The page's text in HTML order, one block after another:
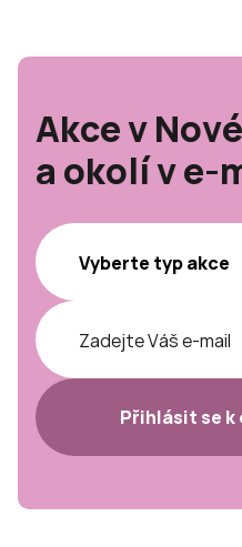
Akce v
a okolí v e-
Přihlásit se k